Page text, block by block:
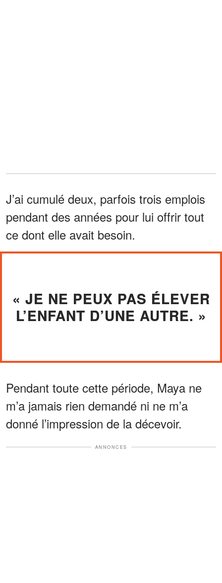
J’ai cumulé deux, parfois trois emplois
pendant des années pour lui offrir tout
ce dont elle avait besoin.
« JE NE PEUX PAS ÉLEVER
L’ENFANT D’UNE AUTRE. »
Pendant toute cette période, Maya ne
m’a jamais rien demandé ni ne m’a
donné l’impression de la décevoir.
ANNONCES